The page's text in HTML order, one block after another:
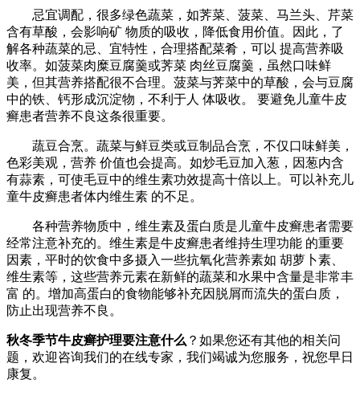
忌宜调配，很多绿色蔬菜，如荠菜、菠菜、马兰头、芹菜
含有草酸，会影响矿 物质的吸收，降低食用价值。因此，了
解各种蔬菜的忌、宜特性，合理搭配菜肴，可以 提高营养吸
收率。如菠菜肉糜豆腐羹或荠菜 肉丝豆腐羹，虽然口味鲜
美，但其营养搭配很不合理。菠菜与荠菜中的草酸，会与豆腐
中的铁、钙形成沉淀物，不利于人 体吸收。 要避免儿童牛皮
癣患者营养不良这条很重要。
蔬豆合烹。蔬菜与鲜豆类或豆制品合烹，不仅口味鲜美，
色彩美观，营养 价值也会提高。如炒毛豆加入葱，因葱内含
有蒜素，可使毛豆中的维生素功效提高十倍以上。可以补充儿
童牛皮癣患者体内维生素 的不足。
各种营养物质中，维生素及蛋白质是儿童牛皮癣患者需要
经常注意补充的。维生素是牛皮癣患者维持生理功能 的重要
因素，平时的饮食中多摄入一些抗氧化营养素如 胡萝卜素、
维生素等，这些营养元素在新鲜的蔬菜和水果中含量是非常丰
富 的。增加高蛋白的食物能够补充因脱屑而流失的蛋白质，
防止出现营养不良。
秋冬季节牛皮癣护理要注意什么 ？如果您还有其他的相关问
题，欢迎咨询我们的在线专家，我们竭诚为您服务，祝您早日
康复。